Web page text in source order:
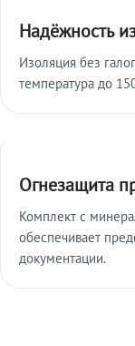
Надёжность
Изоляция без
температура до
Огнезащита
Комплект с
обеспечивает
документации.